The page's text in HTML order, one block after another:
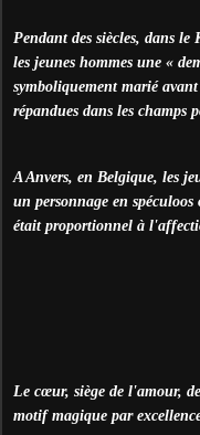
Pendant des siècles, dans
les jeunes hommes une «
symboliquement marié
répandues dans les champs
A Anvers, en Belgique, les
un personnage en
était proportionnel à
Le cœur, siège de l'amour,
motif magique par